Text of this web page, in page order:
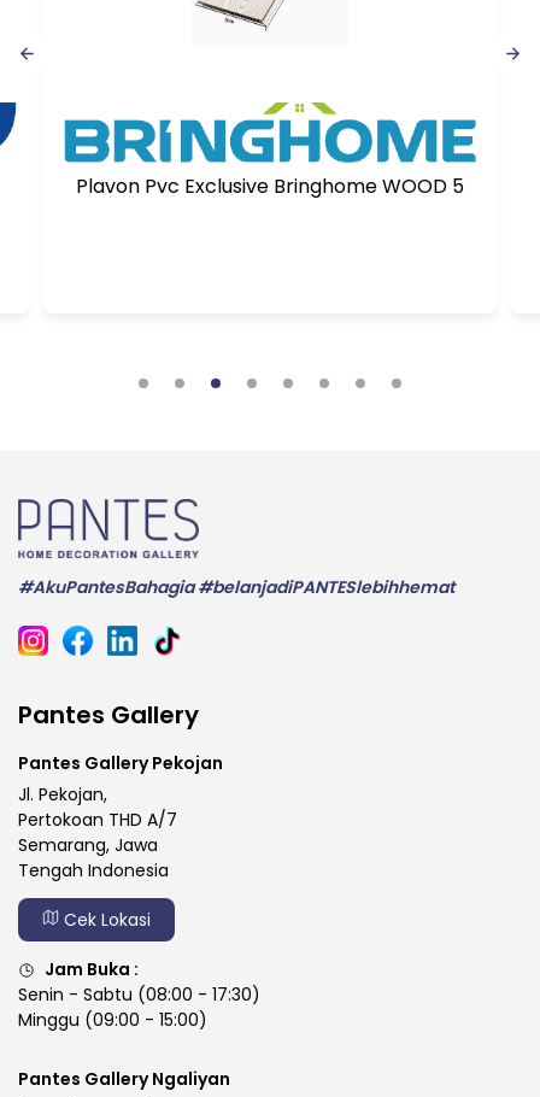
Plavon Pvc Exclusive Bringhome WOOD 5
#AkuPantesBahagia #belanjadiPANTESlebihhemat
Pantes Gallery
Pantes Gallery Pekojan
Jl. Pekojan,
Pertokoan THD A/7
Semarang, Jawa
Tengah Indonesia
Cek Lokasi
Jam Buka :
Senin - Sabtu (08:00 - 17:30)
Minggu (09:00 - 15:00)
Pantes Gallery Ngaliyan